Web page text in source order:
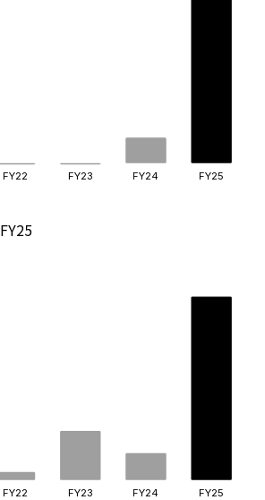
FY22 FY23 FY24 FY25
FY25
FY22 FY23 FY24 FY25